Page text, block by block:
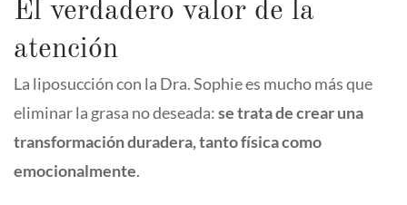
El verdadero valor de la
atención
La liposucción con la Dra. Sophie es mucho más que
eliminar la grasa no deseada:se trata de crear una
transformación duradera, tanto física como
emocionalmente.